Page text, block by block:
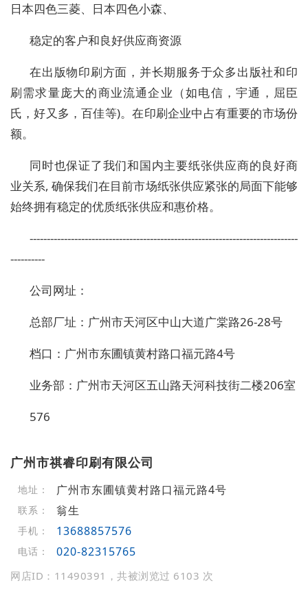
日本四色三菱、日本四色小森、
稳定的客户和良好供应商资源
在出版物印刷方面，并长期服务于众多出版社和印
刷需求量庞大的商业流通企业（如电信，宇通，屈臣
氏，好又多，百佳等)。在印刷企业中占有重要的市场份
额。
同时也保证了我们和国内主要纸张供应商的良好商
业关系, 确保我们在目前市场纸张供应紧张的局面下能够
始终拥有稳定的优质纸张供应和惠价格。
------------------------------------------------------------------------------
----------
公司网址：
总部厂址：广州市天河区中山大道广棠路26-28号
档口：广州市东圃镇黄村路口福元路4号
业务部：广州市天河区五山路天河科技街二楼206室
576
广州市祺睿印刷有限公司
地址： 广州市东圃镇黄村路口福元路4号
联系： 翁生
手机： 13688857576
电话： 020-82315765
网店ID：11490391，共被浏览过 6103 次